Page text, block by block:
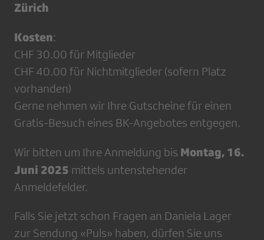
Zürich
Kosten:
CHF 30.00 für Mitglieder
CHF 40.00 für Nichtmitglieder (sofern Platz
vorhanden)
Gerne nehmen wir Ihre Gutscheine für einen
Gratis-Besuch eines BK-Angebotes entgegen.
Wir bitten um Ihre Anmeldung bis Montag, 16.
Juni 2025 mittels untenstehender
Anmeldefelder.
Falls Sie jetzt schon Fragen an Daniela Lager
zur Sendung «Puls» haben, dürfen Sie uns